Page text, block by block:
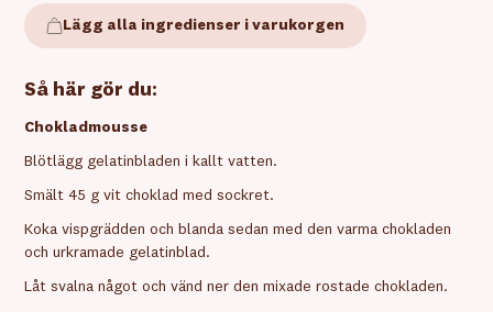
Lägg alla ingredienser i varukorgen
Så här gör du:
Chokladmousse
Blötlägg gelatinbladen i kallt vatten.
Smält 45 g vit choklad med sockret.
Koka vispgrädden och blanda sedan med den varma chokladen
och urkramade gelatinblad.
Låt svalna något och vänd ner den mixade rostade chokladen.